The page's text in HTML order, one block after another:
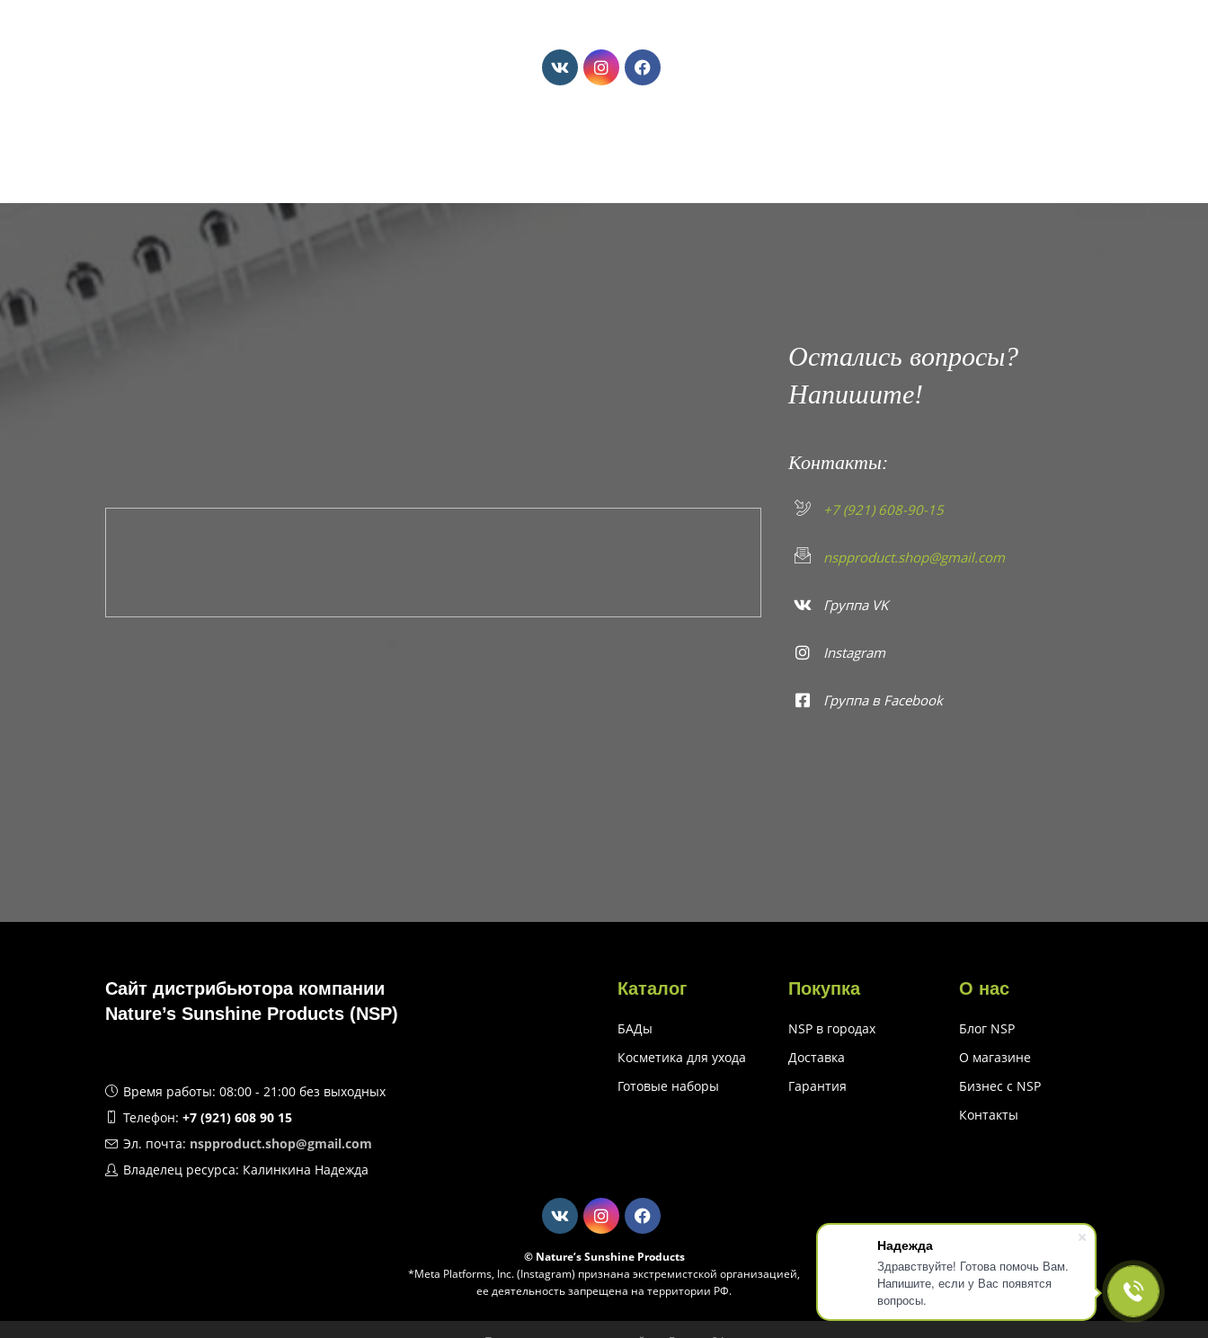
Надежда
Здравствуйте! Готова помочь Вам.
Напишите, если у Вас появятся
вопросы.
Остались вопросы?
Напишите!
Контакты:
+7 (921) 608-90-15
nspproduct.shop@gmail.com
Группа VK
Instagram
Группа в Facebook
Сайт дистрибьютора компании
Nature’s Sunshine Products (NSP)
Время работы: 08:00 - 21:00 без выходных
Телефон: +7 (921) 608 90 15
Эл. почта: nspproduct.shop@gmail.com
Владелец ресурса: Калинкина Надежда
Каталог
БАДы
Косметика для ухода
Готовые наборы
Покупка
NSP в городах
Доставка
Гарантия
О нас
Блог NSP
О магазине
Бизнес с NSP
Контакты
© Nature’s Sunshine Products
*Meta Platforms, Inc. (Instagram) признана экстремистской организацией,
ее деятельность запрещена на территории РФ.